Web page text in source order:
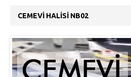
CEMEVI HALISI NB02